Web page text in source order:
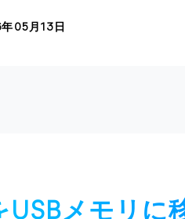
05月13日
USBメモリに